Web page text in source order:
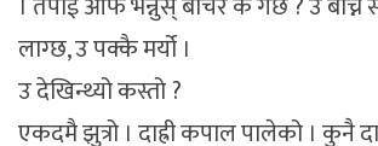
लाग्छ, उ पक्कै मर्यो ।
उ देखिन्थ्यो कस्तो ?
एकदमै झुत्रो । दाह्री कपाल पालेको । कुनै